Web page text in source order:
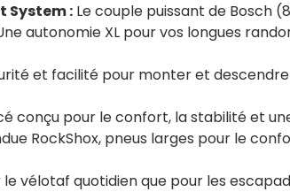
System : Le couple puissant de Bosch
autonomie XL pour vos longues
et facilité pour monter et descendre
conçu pour le confort, la stabilité et
RockShox, pneus larges pour le
le vélotaf quotidien que pour les